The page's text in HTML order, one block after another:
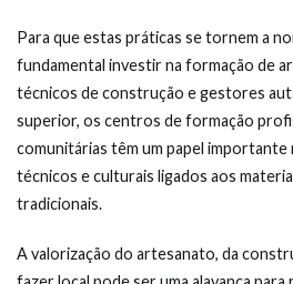
Para que estas práticas se tornem a
fundamental investir na formação de
técnicos de construção e gestores
superior, os centros de formação
comunitárias têm um papel importante
técnicos e culturais ligados aos
tradicionais.
A valorização do artesanato, da